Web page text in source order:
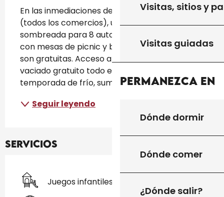
Visitas, sitios y
Visitas guiadas
Permanezca en
Dónde dormir
Dónde comer
¿Dónde salir?
En las inmediaciones del centro del pueblo
(todos los comercios), un área de parada
sombreada para 8 autocaravanas, equipada
con mesas de picnic y barbacoa. Las parcelas
son gratuitas. Acceso a la zona de servicios:
vaciado gratuito todo el año, excepto en la
temporada de frío, suministro de agua...
Seguir leyendo
Servicios
Juegos infantiles / Zona de juegos